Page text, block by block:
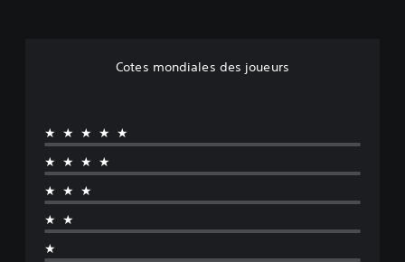
Cotes mondiales des joueurs
★★★★★
★★★★
★★★
★★
★